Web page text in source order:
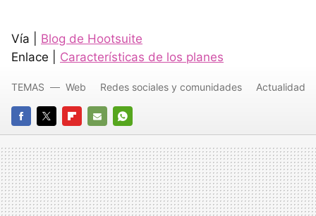
Vía | Blog de Hootsuite
Enlace | Características de los planes
FACEBOOK
TWITTERFLIPBOARD
E-
MAIL
WHATSAPP
TEMAS Web Redes sociales y comunidades Actualidad